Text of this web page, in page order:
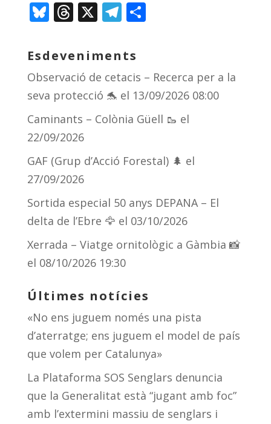
Bl
e
sk
y
T
re
a
d
s
X T
e
gr
a
m
C
p
ar
te
ix
Esdeveniments
Observació de cetacis – Recerca per a la
seva protecció 🐬 el 13/09/2026 08:00
Caminants – Colònia Güell 🥾 el
22/09/2026
GAF (Grup d’Acció Forestal) 🌲 el
27/09/2026
Sortida especial 50 anys DEPANA – El
delta de l’Ebre 🦅 el 03/10/2026
Xerrada – Viatge ornitològic a Gàmbia 📸
el 08/10/2026 19:30
Últimes notícies
«No ens juguem només una pista
d’aterratge; ens juguem el model de país
que volem per Catalunya»
La Plataforma SOS Senglars denuncia
que la Generalitat està “jugant amb foc”
amb l’extermini massiu de senglars i